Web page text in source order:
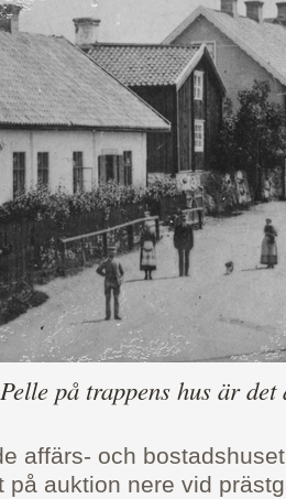
på trappens hus är
affärs- och
på auktion nere vid